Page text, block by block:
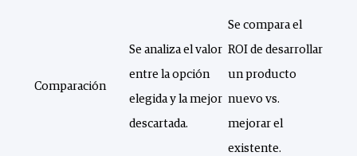
Comparación
Se analiza el valor
entre la opción
elegida y la mejor
descartada.
Se compara el
ROI de desarrollar
un producto
nuevo vs.
mejorar el
existente.